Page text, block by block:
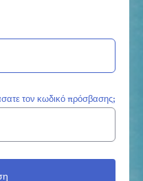
τον κωδικό πρόσβασης;